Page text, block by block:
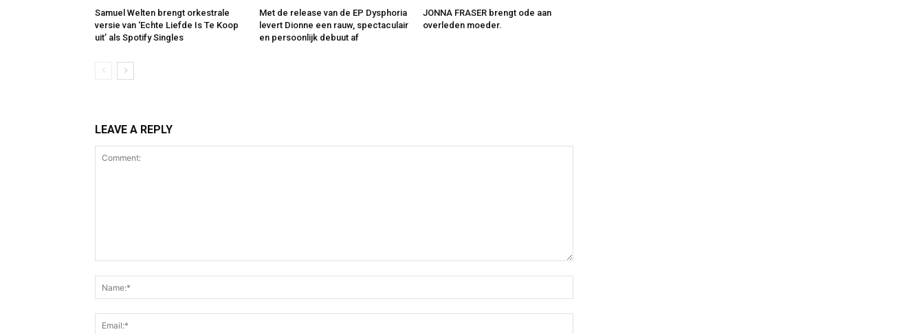
Samuel Welten brengt orkestrale
versie van ‘Echte Liefde Is Te Koop
uit’ als Spotify Singles
Met de release van de EP Dysphoria
levert Dionne een rauw, spectaculair
en persoonlijk debuut af
JONNA FRASER brengt ode aan
overleden moeder.
LEAVE A REPLY